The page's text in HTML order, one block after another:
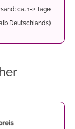
ca. 1-2 Tage
Deutschlands)